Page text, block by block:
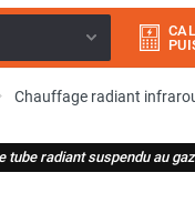
et
Chauffage radiant
tube radiant suspendu au gaz